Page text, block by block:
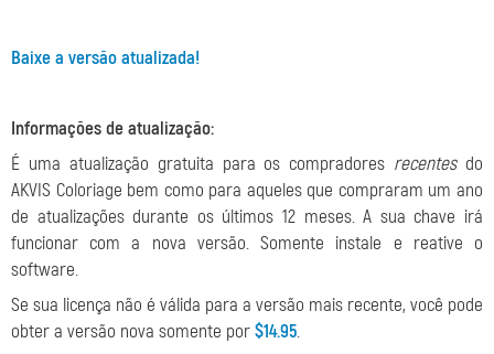
Baixe a versão atualizada!
Informações de atualização:
É uma atualização gratuita para os compradores recentesdo
AKVIS Coloriage bem como para aqueles que compraram um ano
de atualizações durante os últimos 12 meses. A sua chave irá
funcionar com a nova versão. Somente instale e reative o
software.
Se sua licença não é válida para a versão mais recente, você pode
obter a versão nova somente por$14.95.